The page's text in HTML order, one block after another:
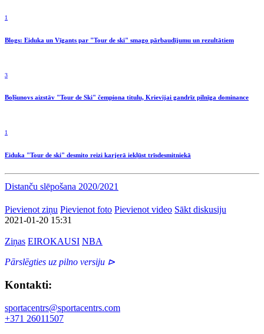
1
Blogs: Eiduka un Vīgants par "Tour de ski" smago pārbaudījumu un rezultātiem
3
Boļšunovs aizstāv "Tour de Ski" čempiona titulu, Krievijai gandrīz pilnīga dominance
1
Eiduka "Tour de ski" desmito reizi karjerā iekļūst trīsdesmitniekā
Distanču slēpošana 2020/2021
Pievienot ziņu Pievienot foto Pievienot video Sākt diskusiju
2021-01-20 15:31
Ziņas EIROKAUSI NBA
Pārslēgties uz pilno versiju ⊳
Kontakti:
sportacentrs@sportacentrs.com
+371 26011507